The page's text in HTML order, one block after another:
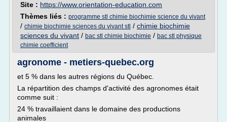
Site : https://www.orientation-education.com
Thèmes liés : programme stl chimie biochimie science du vivant
/ chimie biochimie sciences du vivant stl / chimie biochimie
sciences du vivant / bac stl chimie biochimie / bac stl physique
chimie coefficient
agronome - metiers-quebec.org
et 5 % dans les autres régions du Québec.
La répartition des champs d'activité des agronomes était
comme suit :
24 % travaillaient dans le domaine des productions
animales